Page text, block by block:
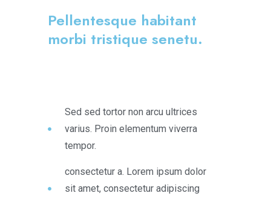
Pellentesque habitant
morbi tristique senetu.
Sed sed tortor non arcu ultrices
varius. Proin elementum viverra
tempor.
consectetur a. Lorem ipsum dolor
sit amet, consectetur adipiscing